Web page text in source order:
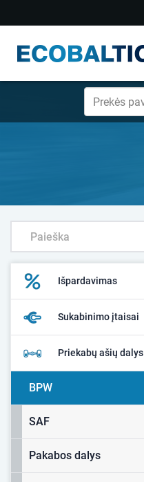
Išpardavimas
Sukabinimo įtaisai
Priekabų ašių dalys
BPW
SAF
Pakabos dalys